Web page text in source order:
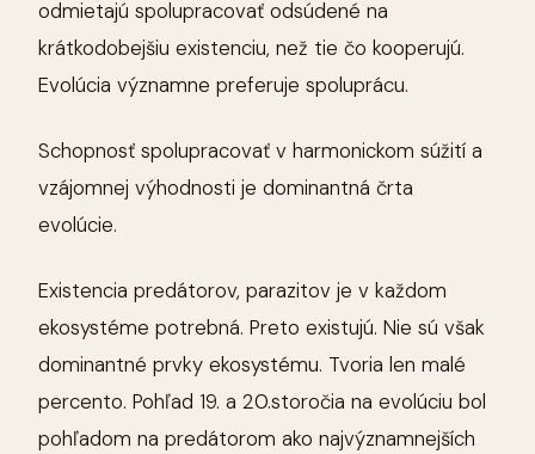
odmietajú spolupracovať odsúdené na
krátkodobejšiu existenciu, než tie čo kooperujú.
Evolúcia významne preferuje spoluprácu.
Schopnosť spolupracovať v harmonickom súžití a
vzájomnej výhodnosti je dominantná črta
evolúcie.
Existencia predátorov, parazitov je v každom
ekosystéme potrebná. Preto existujú. Nie sú však
dominantné prvky ekosystému. Tvoria len malé
percento. Pohľad 19. a 20.storočia na evolúciu bol
pohľadom na predátorom ako najvýznamnejších